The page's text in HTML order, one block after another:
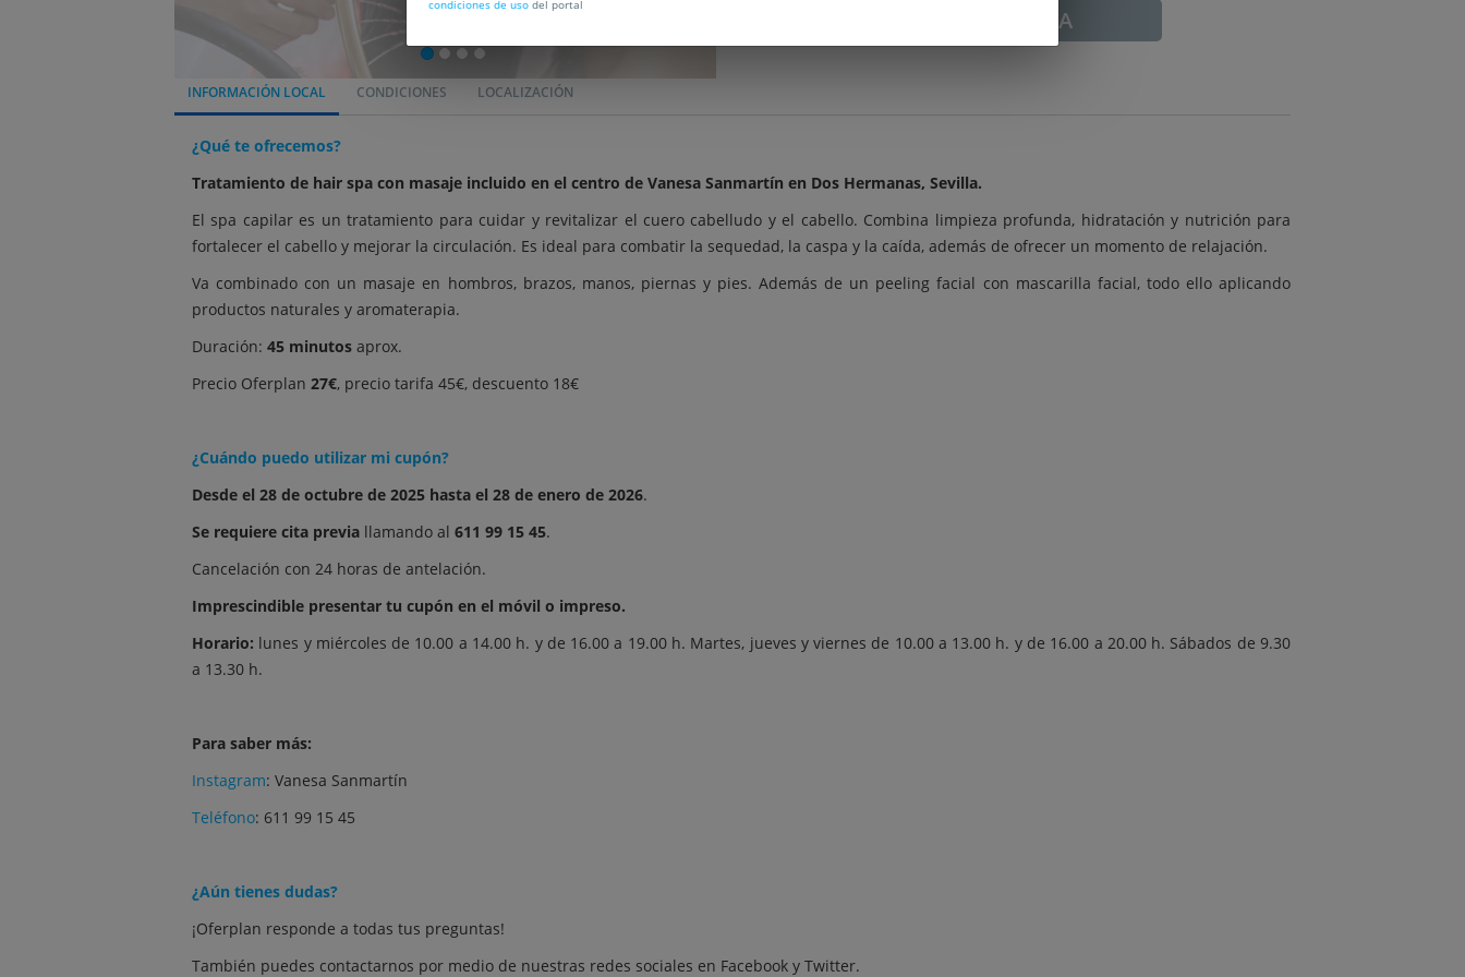
CADUCADA
INFORMACIÓN LOCAL CONDICIONES LOCALIZACIÓN
¿Qué te ofrecemos?
Tratamiento de hair spa con masaje incluido en el centro de Vanesa Sanmartín en Dos Hermanas, Sevilla.
El spa capilar es un tratamiento para cuidar y revitalizar el cuero cabelludo y el cabello. Combina limpieza profunda, hidratación y nutrición para
fortalecer el cabello y mejorar la circulación. Es ideal para combatir la sequedad, la caspa y la caída, además de ofrecer un momento de relajación.
Va combinado con un masaje en hombros, brazos, manos, piernas y pies. Además de un peeling facial con mascarilla facial, todo ello aplicando
productos naturales y aromaterapia.
Duración: 45 minutos aprox.
Precio Oferplan 27€, precio tarifa 45€, descuento 18€
¿Cuándo puedo utilizar mi cupón?
Desde el 28 de octubre de 2025 hasta el 28 de enero de 2026.
Se requiere cita previa llamando al 611 99 15 45.
Cancelación con 24 horas de antelación.
Imprescindible presentar tu cupón en el móvil o impreso.
Horario: lunes y miércoles de 10.00 a 14.00 h. y de 16.00 a 19.00 h. Martes, jueves y viernes de 10.00 a 13.00 h. y de 16.00 a 20.00 h. Sábados de 9.30
a 13.30 h.
Para saber más:
Instagram: Vanesa Sanmartín
Teléfono: 611 99 15 45
¿Aún tienes dudas?
¡Oferplan responde a todas tus preguntas!
También puedes contactarnos por medio de nuestras redes sociales en Facebook y Twitter.
condiciones de uso del portal